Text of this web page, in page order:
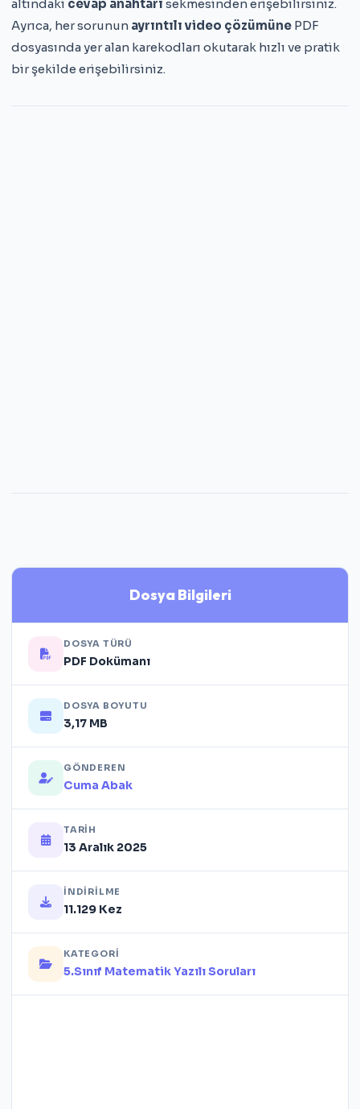
altındaki cevap anahtarı sekmesinden erişebilirsiniz.
Ayrıca, her sorunun ayrıntılı video çözümüne PDF
dosyasında yer alan karekodları okutarak hızlı ve pratik
bir şekilde erişebilirsiniz.
Dosya Bilgileri
DOSYA TÜRÜ
PDF Dokümanı
DOSYA BOYUTU
3,17 MB
GÖNDEREN
Cuma Abak
TARIH
13 Aralık 2025
İNDIRILME
11.129 Kez
KATEGORI
5.Sınıf Matematik Yazılı Soruları